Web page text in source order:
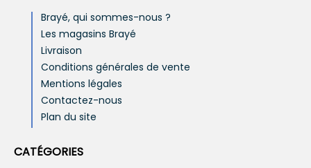
Brayé, qui sommes-nous ?
Les magasins Brayé
Livraison
Conditions générales de vente
Mentions légales
Contactez-nous
Plan du site
CATÉGORIES